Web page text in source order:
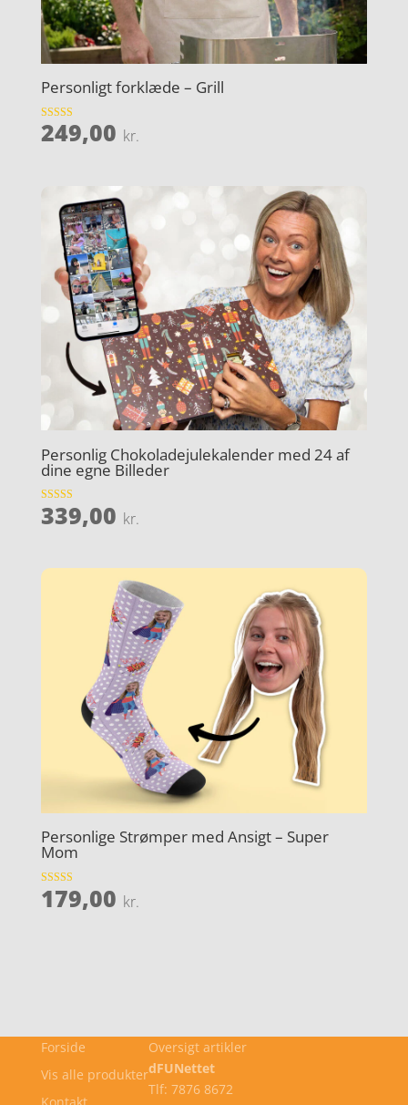
Personligt forklæde – Grill
Vurderet
4.3
249,00 kr.
Personlig Chokoladejulekalender med 24 af
dine egne Billeder
Vurderet
4.7
339,00 kr.
Personlige Strømper med Ansigt – Super
Mom
Vurderet
3.6
179,00 kr.
Forside
Vis alle produkter
Oversigt artikler
dFUNettet
Tlf: 7876 8672